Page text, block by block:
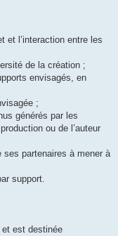
et l’interaction entre les
de la création ;
envisagés, en
;
générés par les
ou de l’auteur
ses partenaires à mener à
support.
et est destinée